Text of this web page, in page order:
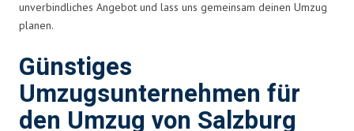
unverbindliches Angebot und lass uns gemeinsam deinen Umzug
planen.
Günstiges
Umzugsunternehmen für
den Umzug von Salzburg